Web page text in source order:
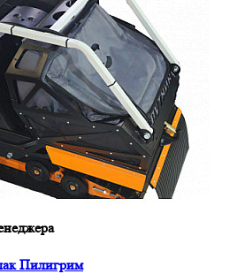
Пилигрим